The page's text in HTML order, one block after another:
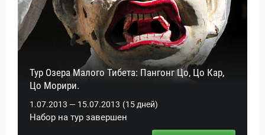
Тур Озера Малого Тибета: Пангонг Цо, Цо Кар,
Цо Морири.
1.07.2013 — 15.07.2013 (15 дней)
Набор на тур завершен